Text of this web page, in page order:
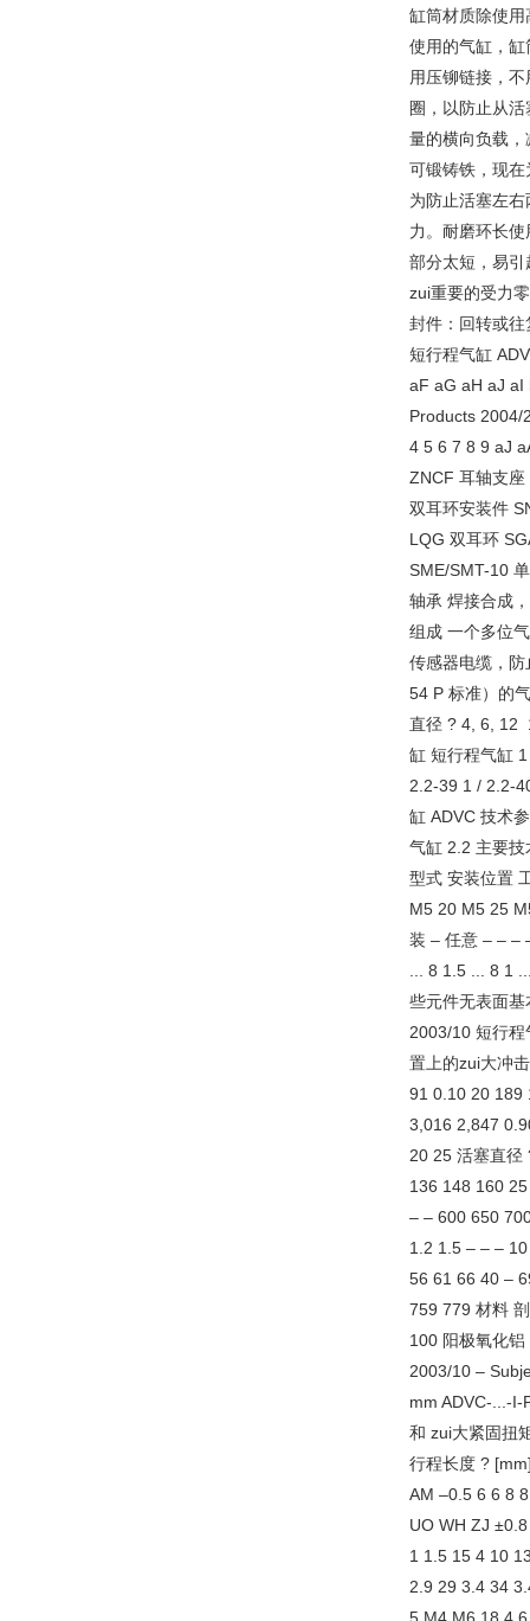
缸筒材质除使
使用的气缸，
用压铆链接，
圈，以防止从
量的横向负载
可锻铸铁，现
为防止活塞左
力。耐磨环长
部分太短，易
zui重要的受力
封件：回转或
短行程气缸
aF aG aH aJ aI
Products 2004/
4 5 6 7 8 9 aJ
ZNCF 耳轴支座
双耳环安装件
LQG 双耳环
SME/SMT-10
轴承 焊接合成
组成 一个多位
传感器电缆，
54 P 标准）的
直径 ? 4, 6, 12
缸 短行程气缸
2.2-39 1 / 2.2-
缸 ADVC 技术
气缸 2.2 主要
型式 安装位置
M5 20 M5 25
装 – 任意 – – –
... 8 1.5 ... 8 1
些元件无表面
2003/10 短行
置上的zui大冲
91 0.10 20 189
3,016 2,847
20 25 活塞直
136 148 160
– – 600 650
1.2 1.5 – – –
56 61 66 40 –
759 779 材料
100 阳极氧化
2003/10 –
mm ADVC-...-I-
和 zui大紧固扭
行程长度 ?
AM –0.5 6 6 8
UO WH ZJ
1 1.5 15 4 10
2.9 29 3.4 34